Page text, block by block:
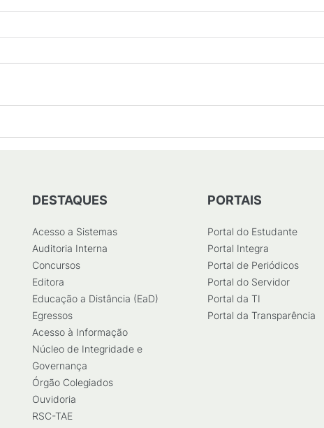
DESTAQUES
Acesso a Sistemas
Auditoria Interna
Concursos
Editora
Educação a Distância (EaD)
Egressos
Acesso à Informação
Núcleo de Integridade e
Governança
Órgão Colegiados
Ouvidoria
RSC-TAE
PORTAIS
Portal do Estudante
Portal Integra
Portal de Periódicos
Portal do Servidor
Portal da TI
Portal da Transparência